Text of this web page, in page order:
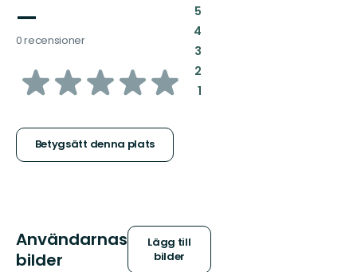
—
0 recensioner
av
stjärnor
Betygsätt denna plats
5:
4:
3:
2:
1:
Användarnas
bilder
Lägg till
bilder